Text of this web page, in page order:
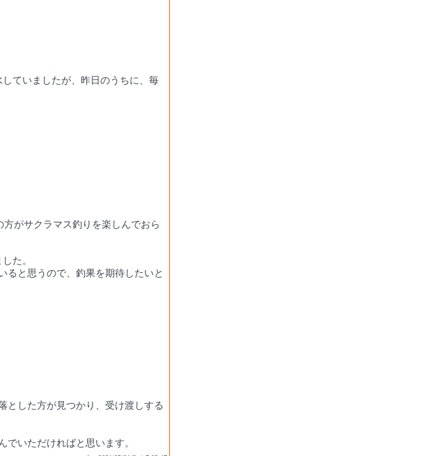
ていましたが、昨日のうちに、毎
がサクラマス釣りを楽しんでおら
た。
ると思うので、釣果を期待したいと
とした方が見つかり、受け渡しする
いただければと思います。